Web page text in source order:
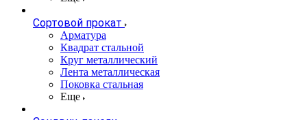
Сортовой прокат
Арматура
Квадрат стальной
Круг металлический
Лента металлическая
Поковка стальная
Еще